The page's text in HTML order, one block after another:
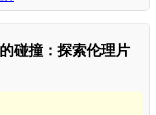
碰撞：探索伦理片